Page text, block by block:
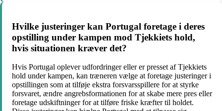
Hvilke justeringer kan Portugal foretage i deres
opstilling under kampen mod Tjekkiets hold,
hvis situationen kræver det?
Hvis Portugal oplever udfordringer eller er presset af Tjekkiets
hold under kampen, kan træneren vælge at foretage justeringer i
opstillingen som at tilføje ekstra forsvarsspillere for at styrke
forsvaret, ændre angrebsformationen for at skabe mere pres eller
foretage udskiftninger for at tilføre friske kræfter til holdet.